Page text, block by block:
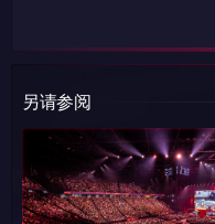
另请参阅